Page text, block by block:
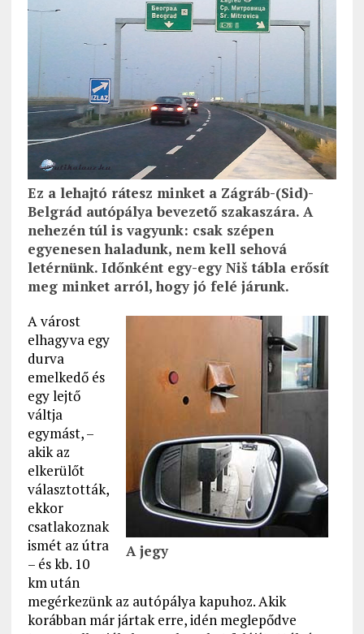
Ez a lehajtó rátesz minket a Zágráb-(Sid)-
Belgrád autópálya bevezető szakaszára. A
nehezén túl is vagyunk: csak szépen
egyenesen haladunk, nem kell sehová
letérnünk. Időnként egy-egy Niš tábla erősít
meg minket arról, hogy jó felé járunk.
A jegy
A várost
elhagyva egy
durva
emelkedő és
egy lejtő
váltja
egymást, –
akik az
elkerülőt
választották,
ekkor
csatlakoznak
ismét az útra
– és kb. 10
km után
megérkezünk az autópálya kapuhoz. Akik
korábban már jártak erre, idén meglepődve